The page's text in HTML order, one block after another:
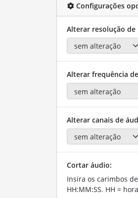
Configurações
Alterar resolução de
Alterar frequência
Alterar canais de
Cortar áudio:
Insira os carimbos
HH:MM:SS. HH =